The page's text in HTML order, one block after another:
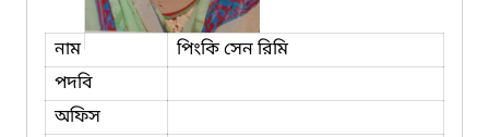
নাম
পিংকি সেন রিমি
পদবি
অফিস